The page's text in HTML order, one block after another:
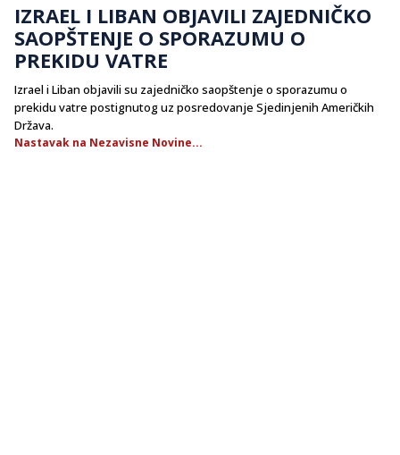
IZRAEL I LIBAN OBJAVILI ZAJEDNIČKO
SAOPŠTENJE O SPORAZUMU O
PREKIDU VATRE
Izrael i Liban objavili su zajedničko saopštenje o sporazumu o
prekidu vatre postignutog uz posredovanje Sjedinjenih Američkih
Država.
Nastavak na Nezavisne Novine...